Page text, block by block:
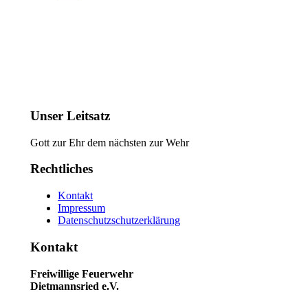
Unser Leitsatz
Gott zur Ehr dem nächsten zur Wehr
Rechtliches
Kontakt
Impressum
Datenschutzschutzerklärung
Kontakt
Freiwillige Feuerwehr
Dietmannsried e.V.